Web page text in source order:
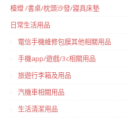
檯燈 /書桌/枕頭沙發/寢具床墊
日常生活用品
電信手機維修包膜其他相關用品
手機app/遊戲/3c相關用品
旅遊行李箱及用品
汽機車相關用品
生活清潔用品